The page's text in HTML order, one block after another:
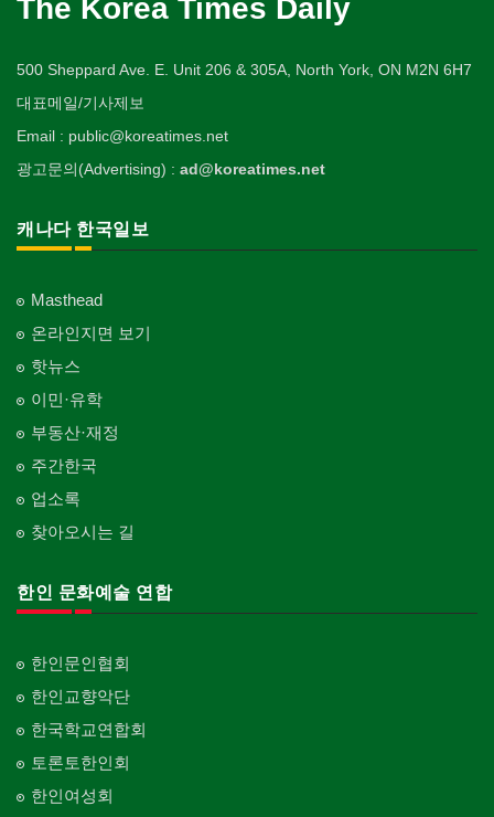
The Korea Times Daily
500 Sheppard Ave. E. Unit 206 & 305A, North York, ON M2N 6H7
대표메일/기사제보
Email : public@koreatimes.net
광고문의(Advertising) : ad@koreatimes.net
캐나다 한국일보
Masthead
온라인지면 보기
핫뉴스
이민·유학
부동산·재정
주간한국
업소록
찾아오시는 길
한인 문화예술 연합
한인문인협회
한인교향악단
한국학교연합회
토론토한인회
한인여성회